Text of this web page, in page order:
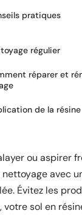
pratiques
régulier
réparer et
de la résine
ou aspirer
nettoyage avec
Évitez les
votre sol en